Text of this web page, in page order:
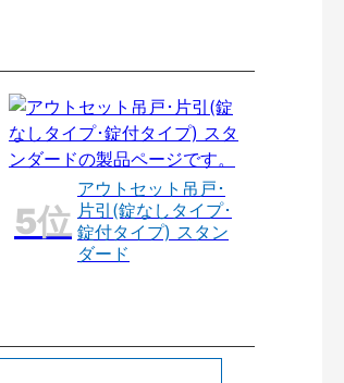
アウトセット吊戸･
片引(錠なしタイプ･
錠付タイプ) スタン
ダード